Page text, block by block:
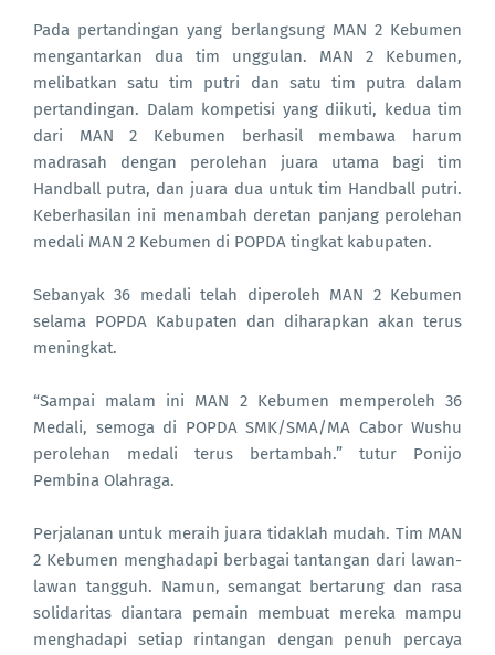
Pada pertandingan yang berlangsung MAN 2 Kebumen
mengantarkan dua tim unggulan. MAN 2 Kebumen,
melibatkan satu tim putri dan satu tim putra dalam
pertandingan. Dalam kompetisi yang diikuti, kedua tim
dari MAN 2 Kebumen berhasil membawa harum
madrasah dengan perolehan juara utama bagi tim
Handball putra, dan juara dua untuk tim Handball putri.
Keberhasilan ini menambah deretan panjang perolehan
medali MAN 2 Kebumen di POPDA tingkat kabupaten.
Sebanyak 36 medali telah diperoleh MAN 2 Kebumen
selama POPDA Kabupaten dan diharapkan akan terus
meningkat.
“Sampai malam ini MAN 2 Kebumen memperoleh 36
Medali, semoga di POPDA SMK/SMA/MA Cabor Wushu
perolehan medali terus bertambah.” tutur Ponijo
Pembina Olahraga.
Perjalanan untuk meraih juara tidaklah mudah. Tim MAN
2 Kebumen menghadapi berbagai tantangan dari lawan-
lawan tangguh. Namun, semangat bertarung dan rasa
solidaritas diantara pemain membuat mereka mampu
menghadapi setiap rintangan dengan penuh percaya